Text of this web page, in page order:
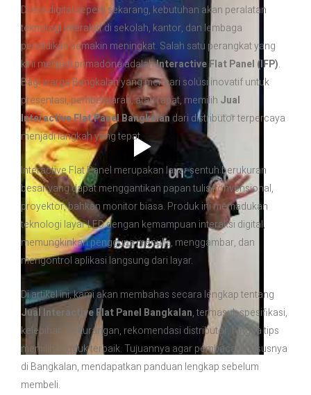
Di era digital seperti sekarang, kebutuhan akan peralatan
teknologi interaktif di sekolah, kantor, dan lembaga
pendidikan semakin meningkat. Salah satu perangkat yang
kini menjadi primadona adalahInteractive Flat Panel (IFP).
Bagi warga Bangkalan yang mencari solusi inovatif untuk
presentasi, pembelajaran, atau rapat, memilih Jual
Interactive Flat Panel Bangkalan dari distributor terpercaya
menjadi langkah yang tepat.
Interactive Flat Panel merupakan layar sentuh berukuran
besar yang dapat menggantikan papan tulis konvensional,
proyektor, bahkan monitor biasa. Produk ini memadukan
teknologi layar LED dengan kemampuan interaksi digital,
memungkinkan pengguna menulis, menggambar, dan
mengontrol aplikasi langsung dari layar.
Di artikel ini, kami akan membahas secara lengkap tentang
Jual Interactive Flat Panel Bangkalan, termasuk spesifikasi,
kelebihan, kekurangan, rekomendasi distributor, hingga tips
memilih produk terbaik. Tujuannya agar pembaca, khususnya
di Bangkalan, mendapatkan panduan lengkap sebelum
membeli.